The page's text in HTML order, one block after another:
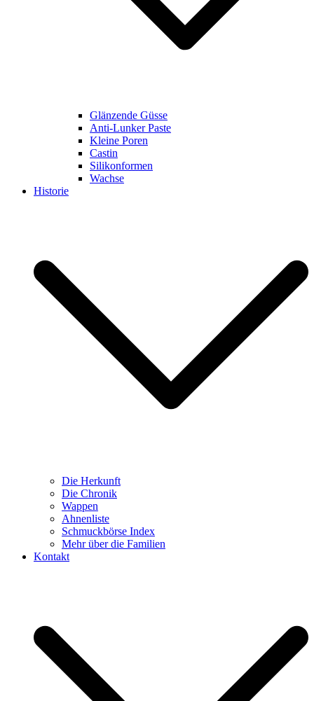
Glänzende Güsse
Anti-Lunker Paste
Kleine Poren
Castin
Silikonformen
Wachse
Historie
Die Herkunft
Die Chronik
Wappen
Ahnenliste
Schmuckbörse Index
Mehr über die Familien
Kontakt